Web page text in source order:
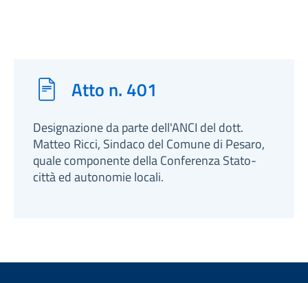
Atto n. 401
Designazione da parte dell'ANCI del dott.
Matteo Ricci, Sindaco del Comune di Pesaro,
quale componente della Conferenza Stato-
città ed autonomie locali.